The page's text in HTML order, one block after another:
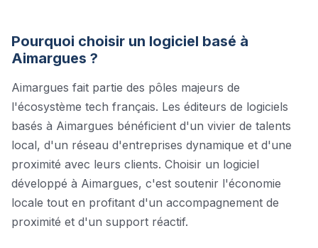
Pourquoi choisir un logiciel basé à
Aimargues ?
Aimargues fait partie des pôles majeurs de
l'écosystème tech français. Les éditeurs de logiciels
basés à Aimargues bénéficient d'un vivier de talents
local, d'un réseau d'entreprises dynamique et d'une
proximité avec leurs clients. Choisir un logiciel
développé à Aimargues, c'est soutenir l'économie
locale tout en profitant d'un accompagnement de
proximité et d'un support réactif.